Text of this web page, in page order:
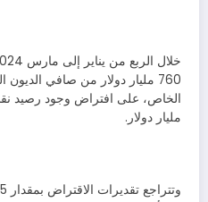
760 مليار دولار من صافي
مليار دولار.